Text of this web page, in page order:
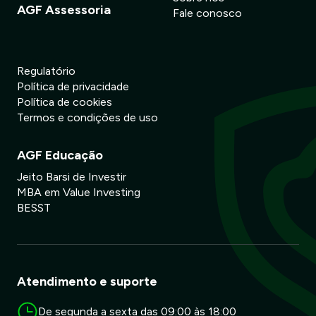
AGF Assessoria
AGF Educação
Jeito Barsi de Investir
MBA em Value Investing
BESST
Fale conosco
Regulatório
Política de privacidade
Política de cookies
Termos e condições de uso
Atendimento e suporte
De segunda a sexta das 09:00 às 18:00